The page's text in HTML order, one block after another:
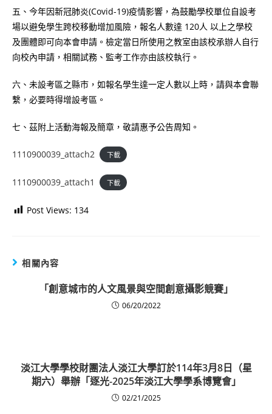
五、今年因新冠肺炎(Covid-19)疫情影響，為鼓勵學校單位自設考
場以避免學生跨校移動增加風險，報名人數達 120人 以上之學校
及團體即可向本會申請。檢定當日所使用之教室由該校承辦人自行
向校內申請，相關試務、監考工作亦由該校執行。
六、未設考區之縣市，如報名學生達一定人數以上時，請與本會聯
繫，必要時得增設考區。
七、茲附上活動海報及簡章，敬請惠予公告周知。
1110900039_attach2 下載
1110900039_attach1 下載
Post Views: 134
相關內容
「創意城市的人文風景與空間創意攝影競賽」
06/20/2022
淡江大學學校財團法人淡江大學訂於114年3月8日（星
期六）舉辦「逐光-2025年淡江大學學系博覽會」
02/21/2025